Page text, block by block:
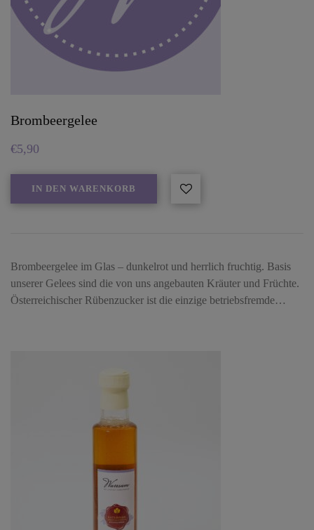
Brombeergelee
€5,90
IN DEN WARENKORB
Brombeergelee im Glas – dunkelrot und herrlich fruchtig. Basis
unserer Gelees sind die von uns angebauten Kräuter und Früchte.
Österreichischer Rübenzucker ist die einzige betriebsfremde…